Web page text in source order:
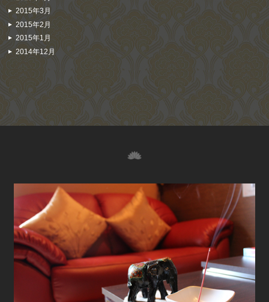
2015年3月
2015年2月
2015年1月
2014年12月